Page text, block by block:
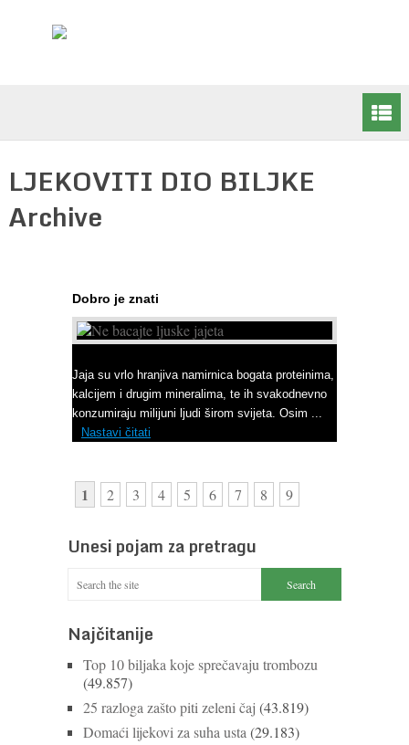
LJEKOVITI DIO BILJKE
Archive
Dobro je znati
Jaja su vrlo hranjiva namirnica bogata proteinima,
kalcijem i drugim mineralima, te ih svakodnevno
konzumiraju milijuni ljudi širom svijeta. Osim ...
Nastavi čitati
1 2 3 4 5 6 7 8 9
Unesi pojam za pretragu
Najčitanije
Top 10 biljaka koje sprečavaju trombozu
(49.857)
25 razloga zašto piti zeleni čaj (43.819)
Domaći lijekovi za suha usta (29.183)